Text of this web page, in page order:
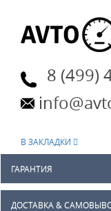
8 (499)
В ЗАКЛАДКИ
ГАРАНТИЯ
ДОСТАВКА &